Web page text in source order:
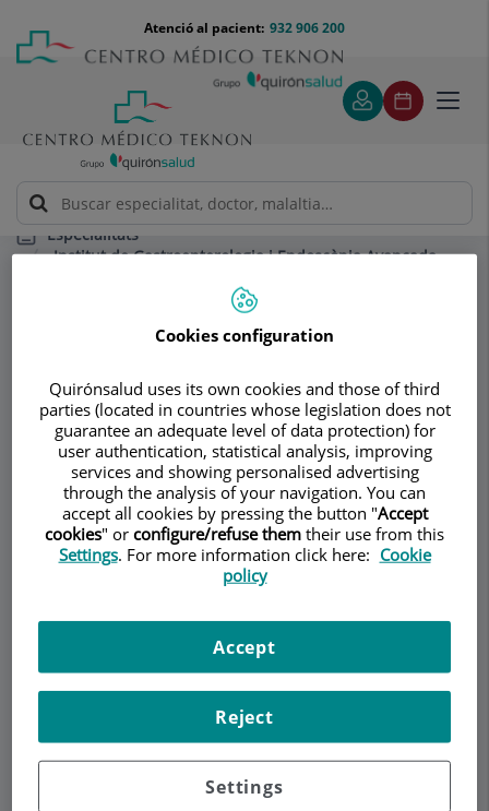
contingut
Menú
teléfono
cabecera
932 906 200
Atenció al pacient:
Especialitats
Institut de Gastroenterologia i Endoscòpia Avançada
Unitat d'Endoscòpia Digestiva
Consultori
Id
Institut de
Gastroenterologia i
Endoscòpia
Avançada Teknon
GASTROENTEROLOGIA ADULTS
DescripcióServeisEquipContacteHorari
Demanar Cita
Endoscòpia Pediàtrica
Cookies configuration
Quirónsalud uses its own cookies and those of third
parties (located in countries whose legislation does not
guarantee an adequate level of data protection) for
user authentication, statistical analysis, improving
services and showing personalised advertising
through the analysis of your navigation. You can
accept all cookies by pressing the button "Accept
cookies" or configure/refuse them their use from this
Settings. For more information click here: Cookie
policy
Settings
Reject
Accept